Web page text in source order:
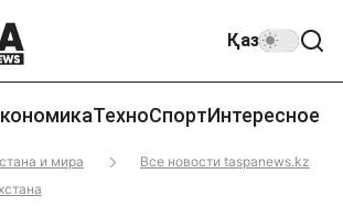
Қаз
ТехноСпортИнтересное
и мира
Все новости taspanews.kz